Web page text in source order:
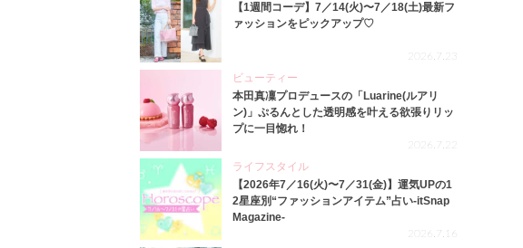
【1週間コーデ】7／14(火)〜7／18(土)最新フ
ァッションをピックアップ♡
2026.7.23
ビューティー
本田真凜プロデュースの「Luarine(ルアリ
ン)」ぷるんとした透明感を叶える欲張りリッ
プに一目惚れ！
2026.7.22
ライフスタイル
【2026年7／16(火)〜7／31(金)】運気UPの1
2星座別“ファッションアイテム”占い-itSnap
Magazine-
2026.7.16